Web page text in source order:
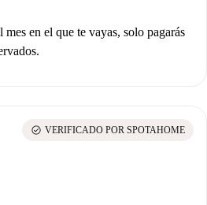
en el que te vayas, solo pagarás
check_circle VERIFICADO POR SPOTAHOME